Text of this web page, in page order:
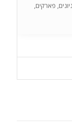
פארקים,